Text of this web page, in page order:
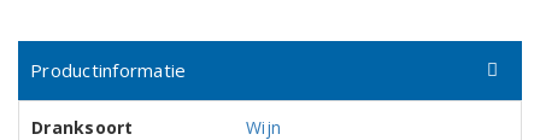
Productinformatie
Dranksoort
Wijn